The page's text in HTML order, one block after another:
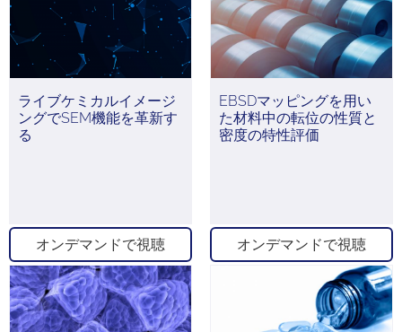
ライブケミカルイメージ
ングでSEM機能を革新す
る
オンデマンドで視聴
EBSDマッピングを用い
た材料中の転位の性質と
密度の特性評価
オンデマンドで視聴